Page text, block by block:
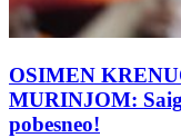
OSIMEN
MURINJOM:
pobesneo!